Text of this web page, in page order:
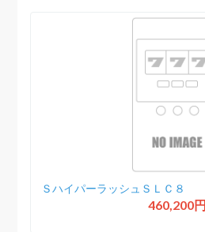
ＳハイパーラッシュＳＬＣ８
460,200円